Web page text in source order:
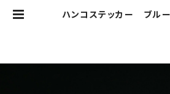
ハンコステッカー ブル